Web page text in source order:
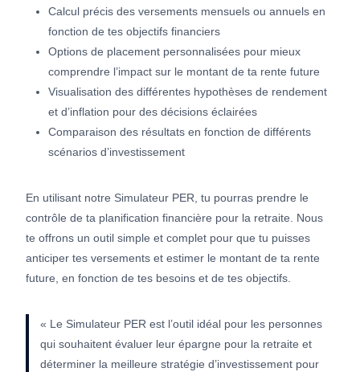
Calcul précis des versements mensuels ou annuels en
fonction de tes objectifs financiers
Options de placement personnalisées pour mieux
comprendre l’impact sur le montant de ta rente future
Visualisation des différentes hypothèses de rendement
et d’inflation pour des décisions éclairées
Comparaison des résultats en fonction de différents
scénarios d’investissement
En utilisant notre Simulateur PER, tu pourras prendre le
contrôle de ta planification financière pour la retraite. Nous
te offrons un outil simple et complet pour que tu puisses
anticiper tes versements et estimer le montant de ta rente
future, en fonction de tes besoins et de tes objectifs.
« Le Simulateur PER est l’outil idéal pour les personnes
qui souhaitent évaluer leur épargne pour la retraite et
déterminer la meilleure stratégie d’investissement pour